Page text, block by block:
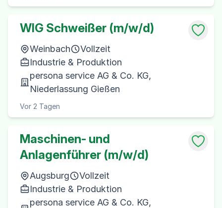
WIG Schweißer (m/w/d)
Weinbach
Vollzeit
Industrie & Produktion
persona service AG & Co. KG,
Niederlassung Gießen
Vor 2 Tagen
Maschinen- und
Anlagenführer (m/w/d)
Augsburg
Vollzeit
Industrie & Produktion
persona service AG & Co. KG,